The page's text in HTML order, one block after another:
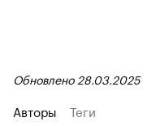
Обновлено 28.03.2025
Авторы Теги